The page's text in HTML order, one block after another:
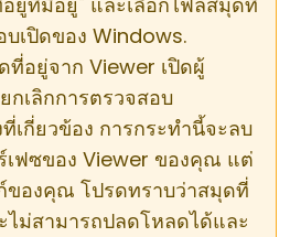
เปิดของ Windows.
อยู่จาก Viewer เปิดผู้
เลิกการตรวจสอบ
เกี่ยวข้อง การกระทำนี้จะลบ
เฟซของ Viewer ของคุณ แต่
ของคุณ โปรดทราบว่าสมุดที่
ไม่สามารถปลดโหลดได้และ